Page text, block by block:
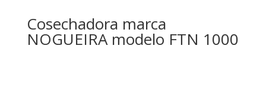
Cosechadora marca
NOGUEIRA modelo FTN 1000